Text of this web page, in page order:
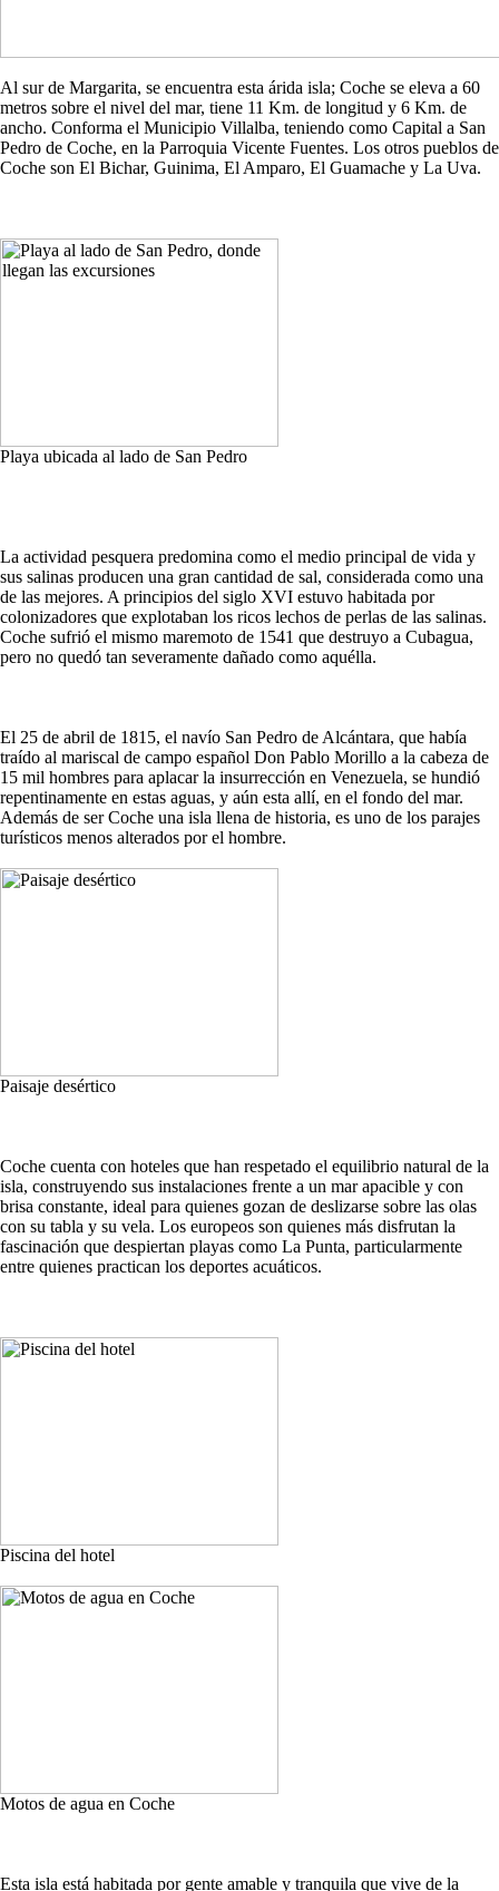
Al sur de Margarita, se encuentra esta árida isla; Coche se eleva a 60
metros sobre el nivel del mar, tiene 11 Km. de longitud y 6 Km. de
ancho. Conforma el Municipio Villalba, teniendo como Capital a San
Pedro de Coche, en la Parroquia Vicente Fuentes. Los otros pueblos de
Coche son El Bichar, Guinima, El Amparo, El Guamache y La Uva.
Playa ubicada al lado de San Pedro
La actividad pesquera predomina como el medio principal de vida y
sus salinas producen una gran cantidad de sal, considerada como una
de las mejores. A principios del siglo XVI estuvo habitada por
colonizadores que explotaban los ricos lechos de perlas de las salinas.
Coche sufrió el mismo maremoto de 1541 que destruyo a Cubagua,
pero no quedó tan severamente dañado como aquélla.
El 25 de abril de 1815, el navío San Pedro de Alcántara, que había
traído al mariscal de campo español Don Pablo Morillo a la cabeza de
15 mil hombres para aplacar la insurrección en Venezuela, se hundió
repentinamente en estas aguas, y aún esta allí, en el fondo del mar.
Además de ser Coche una isla llena de historia, es uno de los parajes
turísticos menos alterados por el hombre.
Paisaje desértico
Coche cuenta con hoteles que han respetado el equilibrio natural de la
isla, construyendo sus instalaciones frente a un mar apacible y con
brisa constante, ideal para quienes gozan de deslizarse sobre las olas
con su tabla y su vela. Los europeos son quienes más disfrutan la
fascinación que despiertan playas como La Punta, particularmente
entre quienes practican los deportes acuáticos.
Piscina del hotel
Motos de agua en Coche
Esta isla está habitada por gente amable y tranquila que vive de la